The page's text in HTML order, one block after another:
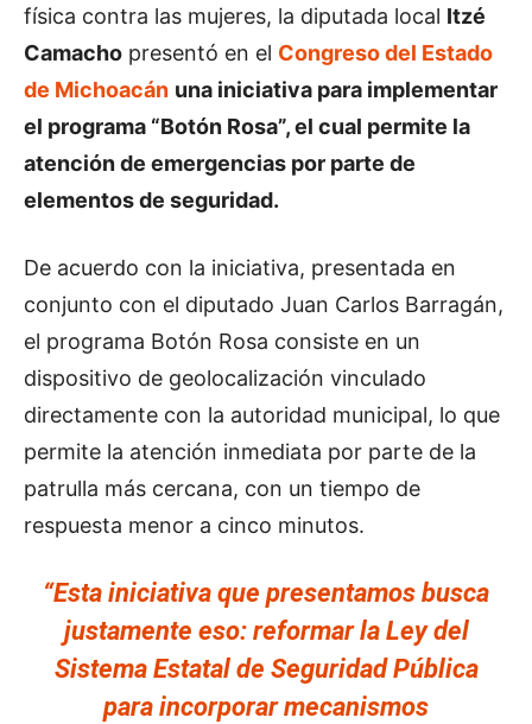
física contra las mujeres, la diputada local Itzé
Camacho presentó en el Congreso del Estado
de Michoacán una iniciativa para implementar
el programa “Botón Rosa”, el cual permite la
atención de emergencias por parte de
elementos de seguridad.
De acuerdo con la iniciativa, presentada en
conjunto con el diputado Juan Carlos Barragán,
el programa Botón Rosa consiste en un
dispositivo de geolocalización vinculado
directamente con la autoridad municipal, lo que
permite la atención inmediata por parte de la
patrulla más cercana, con un tiempo de
respuesta menor a cinco minutos.
“Esta iniciativa que presentamos busca
justamente eso: reformar la Ley del
Sistema Estatal de Seguridad Pública
para incorporar mecanismos